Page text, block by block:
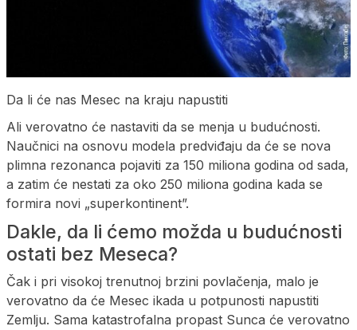
Da li će nas Mesec na kraju napustiti
Ali verovatno će nastaviti da se menja u budućnosti.
Naučnici na osnovu modela predviđaju da će se nova
plimna rezonanca pojaviti za 150 miliona godina od sada,
a zatim će nestati za oko 250 miliona godina kada se
formira novi „superkontinent”.
Dakle, da li ćemo možda u budućnosti
ostati bez Meseca?
Čak i pri visokoj trenutnoj brzini povlačenja, malo je
verovatno da će Mesec ikada u potpunosti napustiti
Zemlju. Sama katastrofalna propast Sunca će verovatno